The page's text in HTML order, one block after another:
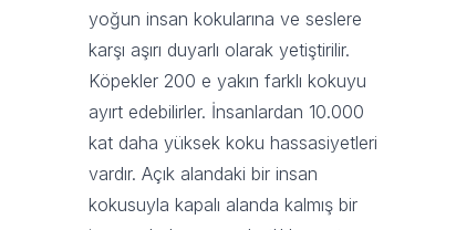
yoğun insan kokularına ve seslere
karşı aşırı duyarlı olarak yetiştirilir.
Köpekler 200 e yakın farklı kokuyu
ayırt edebilirler. İnsanlardan 10.000
kat daha yüksek koku hassasiyetleri
vardır. Açık alandaki bir insan
kokusuyla kapalı alanda kalmış bir